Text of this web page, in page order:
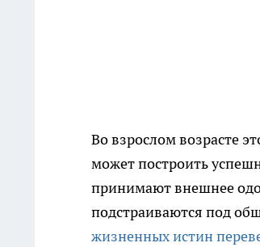
Во взрослом возрасте
может построить
принимают внешнее
подстраиваются под
жизненных истин